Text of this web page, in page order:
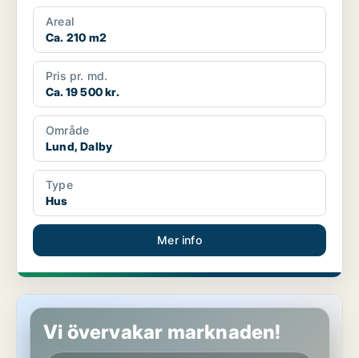
Areal
Ca. 210 m2
Pris pr. md.
Ca. 19 500 kr.
Område
Lund, Dalby
Type
Hus
Mer info
Hus i Lund
Vi övervakar marknaden!